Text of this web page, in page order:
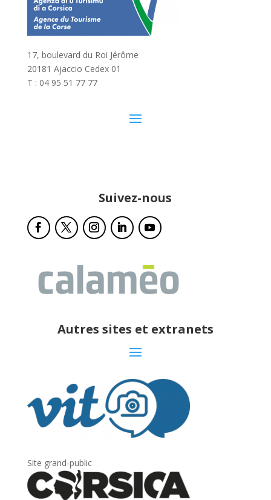
17, boulevard du Roi Jérôme
20181 Ajaccio Cedex 01
T : 04 95 51 77 77
Suivez-nous
Autres sites et extranets
Site grand-public